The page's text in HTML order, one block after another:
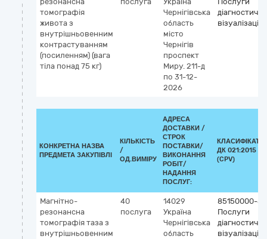
томографія
живота з
внутрішньовенним
контрастуванням
(посиленням) (вага
тіла понад 75 кг)
Чернігівська
область
місто
Чернігів
проспект
Миру. 211-д
по 31-12-
2026
візуалізації
КОНКРЕТНА НАЗВА
ПРЕДМЕТА ЗАКУПІВЛІ
КІЛЬКІСТЬ
/
ОД.ВИМІРУ
АДРЕСА
ДОСТАВКИ /
СТРОК
ПОСТАВКИ/
ВИКОНАННЯ
РОБІТ/
НАДАННЯ
ПОСЛУГ:
ДК 021:2015
(CPV)
Магнітно-
резонансна
томографія таза з
внутрішньовенним
40
послуга
14029
Україна
Чернігівська
область
85150000-5
Послуги
візуалізації